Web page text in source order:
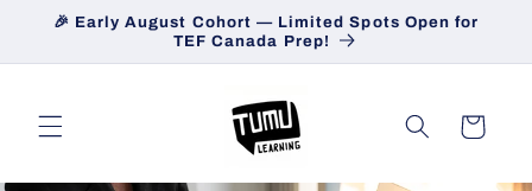
passer
🎉 Early August Cohort — Limited Spots Open for
TEF Canada Prep!
Panier